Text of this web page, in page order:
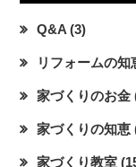
Q&A (3)
リフォームの知
家づくりのお金
家づくりの知恵
家づくり教室